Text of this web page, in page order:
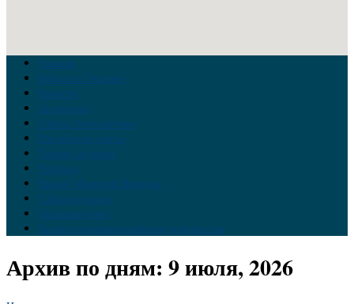
Главная
Война на Украине
Новости
Аналитика
Тайны Геополитики
Российские элиты
Теория заговора
Украина
Новый Мировой Порядок
Тайны истории
Обратная связь
Правила комментирования материалов
Архив по дням: 9 июля, 2026